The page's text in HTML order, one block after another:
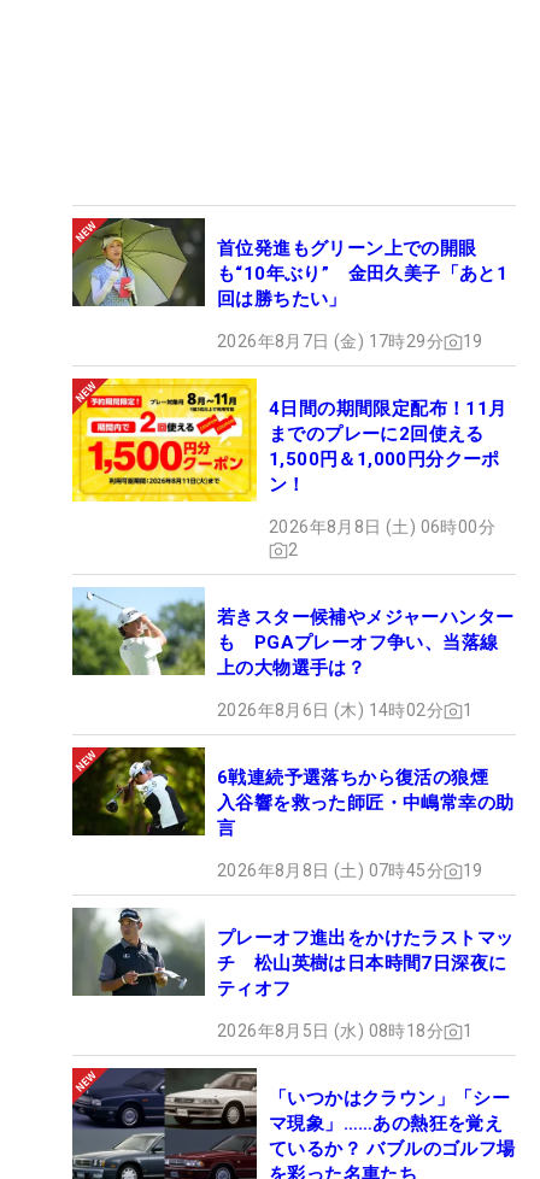
首位発進もグリーン上での開眼
も“10年ぶり” 金田久美子「あと1
回は勝ちたい」
2026年8月7日 (金) 17時29分 19
4日間の期間限定配布！11月
までのプレーに2回使える
1,500円＆1,000円分クーポ
ン！
2026年8月8日 (土) 06時00分
2
若きスター候補やメジャーハンター
も PGAプレーオフ争い、当落線
上の大物選手は？
2026年8月6日 (木) 14時02分 1
6戦連続予選落ちから復活の狼煙
入谷響を救った師匠・中嶋常幸の助
言
2026年8月8日 (土) 07時45分 19
プレーオフ進出をかけたラストマッ
チ 松山英樹は日本時間7日深夜に
ティオフ
2026年8月5日 (水) 08時18分 1
「いつかはクラウン」「シー
マ現象」……あの熱狂を覚え
ているか？ バブルのゴルフ場
を彩った名車たち